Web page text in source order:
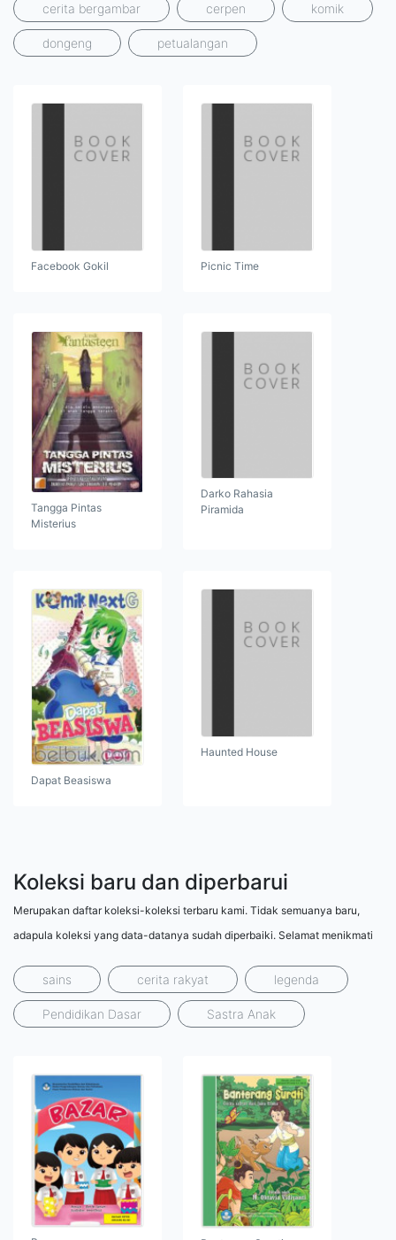
cerita bergambar cerpen komik
dongeng petualangan
Facebook Gokil Picnic Time
Tangga Pintas
Misterius
Darko Rahasia
Piramida
Dapat Beasiswa
Haunted House
Koleksi baru dan diperbarui
Merupakan daftar koleksi-koleksi terbaru kami. Tidak semuanya baru,
adapula koleksi yang data-datanya sudah diperbaiki. Selamat menikmati
sains cerita rakyat legenda
Pendidikan Dasar Sastra Anak